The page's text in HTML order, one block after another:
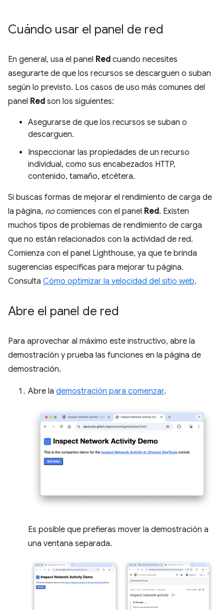
Cuándo usar el panel de red
En general, usa el panel Red cuando necesites
asegurarte de que los recursos se descarguen o suban
según lo previsto. Los casos de uso más comunes del
panel Red son los siguientes:
Asegurarse de que los recursos se suban o
descarguen.
Inspeccionar las propiedades de un recurso
individual, como sus encabezados HTTP,
contenido, tamaño, etcétera.
Si buscas formas de mejorar el rendimiento de carga de
la página, no comiences con el panel Red. Existen
muchos tipos de problemas de rendimiento de carga
que no están relacionados con la actividad de red.
Comienza con el panel Lighthouse, ya que te brinda
sugerencias específicas para mejorar tu página.
Consulta Cómo optimizar la velocidad del sitio web.
Abre el panel de red
Para aprovechar al máximo este instructivo, abre la
demostración y prueba las funciones en la página de
demostración.
Abre la demostración para comenzar.
Es posible que prefieras mover la demostración a
una ventana separada.